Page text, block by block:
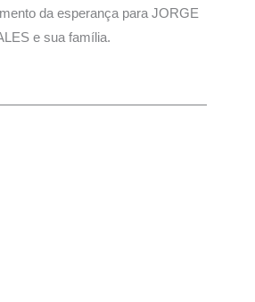
da esperança para JORGE
e sua família.